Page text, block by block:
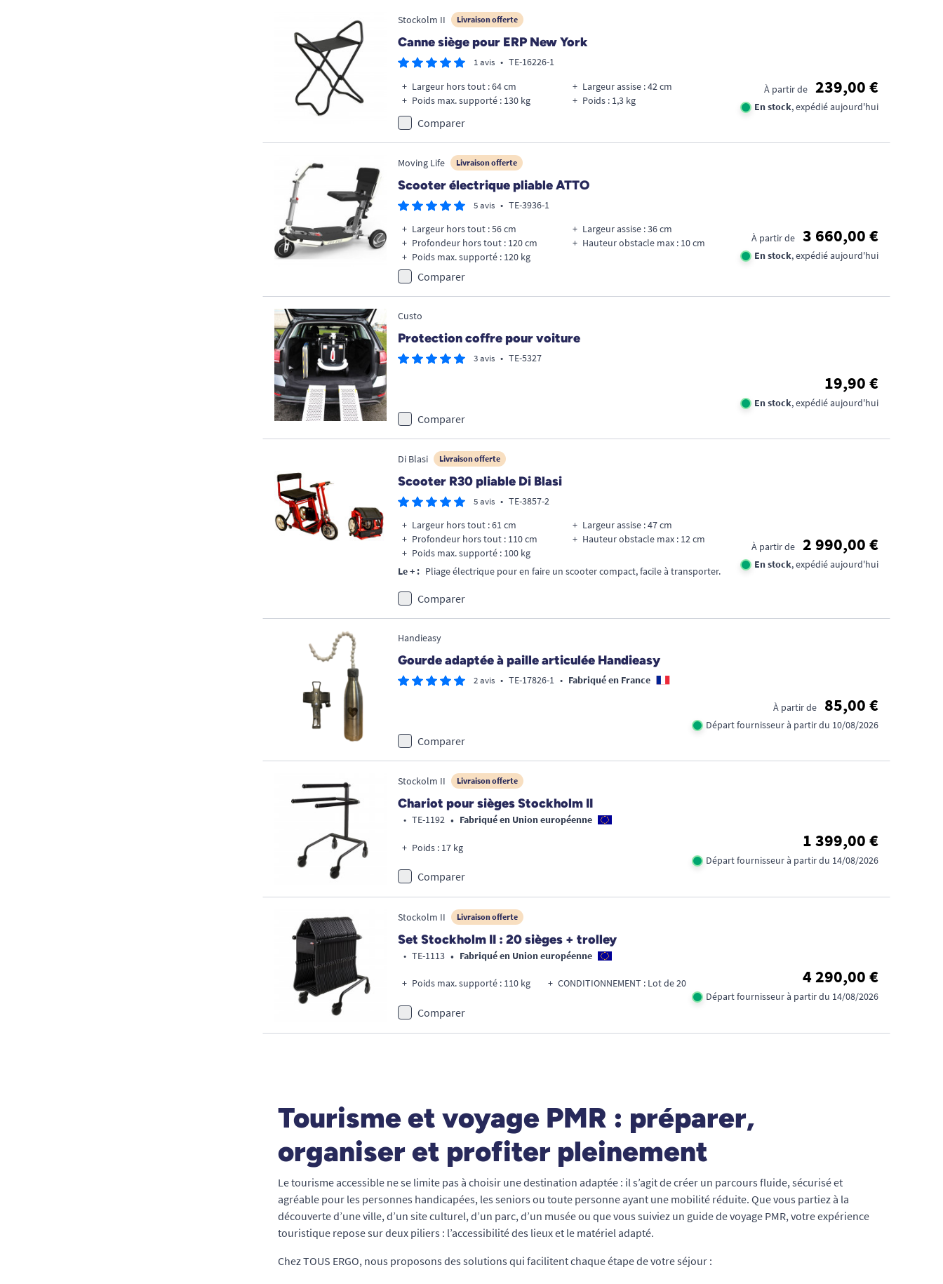
Stockolm II Livraison offerte
Canne siège pour ERP New York
1 avis • TE-16226-1
Largeur hors tout : 64 cm
Poids max. supporté : 130 kg
Largeur assise : 42 cm
Poids : 1,3 kg
À partir de 239,00 €
En stock, expédié aujourd'hui
Comparer
Moving Life Livraison offerte
Scooter électrique pliable ATTO
5 avis • TE-3936-1
Largeur hors tout : 56 cm
Profondeur hors tout : 120 cm
Poids max. supporté : 120 kg
Largeur assise : 36 cm
Hauteur obstacle max : 10 cm
À partir de 3 660,00 €
En stock, expédié aujourd'hui
Comparer
Custo
Protection coffre pour voiture
3 avis • TE-5327
19,90 €
En stock, expédié aujourd'hui
Comparer
Di Blasi Livraison offerte
Scooter R30 pliable Di Blasi
5 avis • TE-3857-2
Largeur hors tout : 61 cm
Profondeur hors tout : 110 cm
Poids max. supporté : 100 kg
Largeur assise : 47 cm
Hauteur obstacle max : 12 cm
Le + : Pliage électrique pour en faire un scooter compact, facile à transporter.
À partir de 2 990,00 €
En stock, expédié aujourd'hui
Comparer
Handieasy
Gourde adaptée à paille articulée Handieasy
2 avis • TE-17826-1 • Fabriqué en France
À partir de 85,00 €
Départ fournisseur à partir du 10/08/2026
Comparer
Stockolm II Livraison offerte
Chariot pour sièges Stockholm II
• TE-1192 • Fabriqué en Union européenne
Poids : 17 kg 1 399,00 €
Départ fournisseur à partir du 14/08/2026
Comparer
Stockolm II Livraison offerte
Set Stockholm II : 20 sièges + trolley
• TE-1113 • Fabriqué en Union européenne
Poids max. supporté : 110 kg CONDITIONNEMENT : Lot de 20 4 290,00 €
Départ fournisseur à partir du 14/08/2026
Comparer
Tourisme et voyage PMR : préparer,
organiser et profiter pleinement
Le tourisme accessible ne se limite pas à choisir une destination adaptée : il s’agit de créer un parcours fluide, sécurisé et
agréable pour les personnes handicapées, les seniors ou toute personne ayant une mobilité réduite. Que vous partiez à la
découverte d’une ville, d’un site culturel, d’un parc, d’un musée ou que vous suiviez un guide de voyage PMR, votre expérience
touristique repose sur deux piliers : l’accessibilité des lieux et le matériel adapté.
Chez TOUS ERGO, nous proposons des solutions qui facilitent chaque étape de votre séjour :